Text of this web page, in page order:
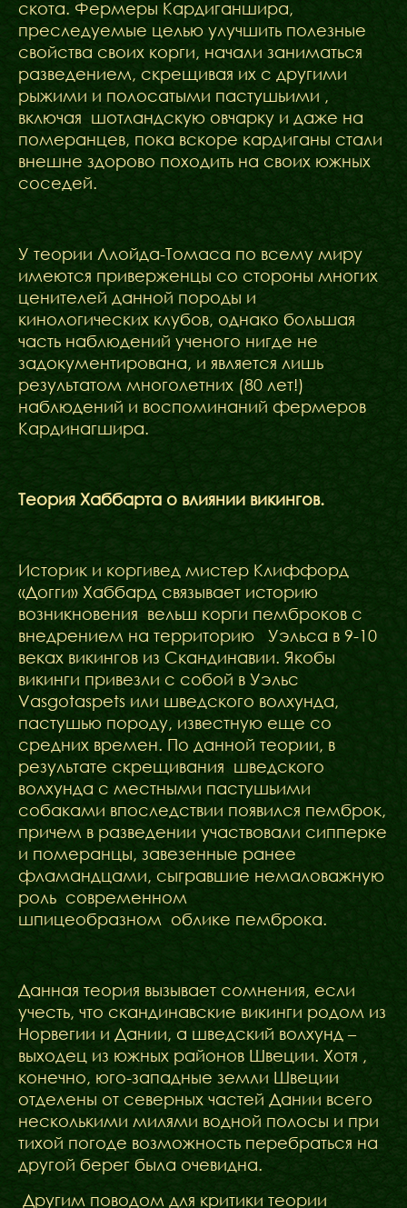
скота. Фермеры Кардиганшира,
преследуемые целью улучшить полезные
свойства своих корги, начали заниматься
разведением, скрещивая их с другими
рыжими и полосатыми пастушьими ,
включая шотландскую овчарку и даже на
померанцев, пока вскоре кардиганы стали
внешне здорово походить на своих южных
соседей.
У теории Ллойда-Томаса по всему миру
имеются приверженцы со стороны многих
ценителей данной породы и
кинологических клубов, однако большая
часть наблюдений ученого нигде не
задокументирована, и является лишь
результатом многолетних (80 лет!)
наблюдений и воспоминаний фермеров
Кардинагшира.
Теория Хаббарта о влиянии викингов.
Историк и коргивед мистер Клиффорд
«Догги» Хаббард связывает историю
возникновения вельш корги пемброков с
внедрением на территорию Уэльса в 9-10
веках викингов из Скандинавии. Якобы
викинги привезли с собой в Уэльс
Vasgotaspets или шведского волхунда,
пастушью породу, известную еще со
средних времен. По данной теории, в
результате скрещивания шведского
волхунда с местными пастушьими
собаками впоследствии появился пемброк,
причем в разведении участвовали сипперке
и померанцы, завезенные ранее
фламандцами, сыгравшие немаловажную
роль современном
шпицеобразном облике пемброка.
Данная теория вызывает сомнения, если
учесть, что скандинавские викинги родом из
Норвегии и Дании, а шведский волхунд –
выходец из южных районов Швеции. Хотя ,
конечно, юго-западные земли Швеции
отделены от северных частей Дании всего
несколькими милями водной полосы и при
тихой погоде возможность перебраться на
другой берег была очевидна.
Другим поводом для критики теории